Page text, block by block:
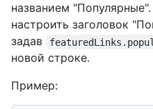
названием
настроить заголовок
задав
новой строке.
Пример: